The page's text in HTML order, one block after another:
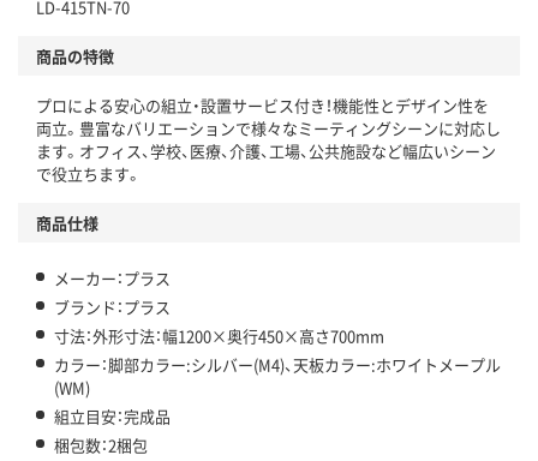
LD-415TN-70
商品の特徴
プロによる安心の組立・設置サービス付き！機能性とデザイン性を
両立。豊富なバリエーションで様々なミーティングシーンに対応し
ます。オフィス、学校、医療、介護、工場、公共施設など幅広いシーン
で役立ちます。
商品仕様
メーカー：プラス
ブランド：プラス
寸法：外形寸法：幅1200×奥行450×高さ700mm
カラー：脚部カラー:シルバー(M4)、天板カラー:ホワイトメープル
(WM)
組立目安：完成品
梱包数：2梱包